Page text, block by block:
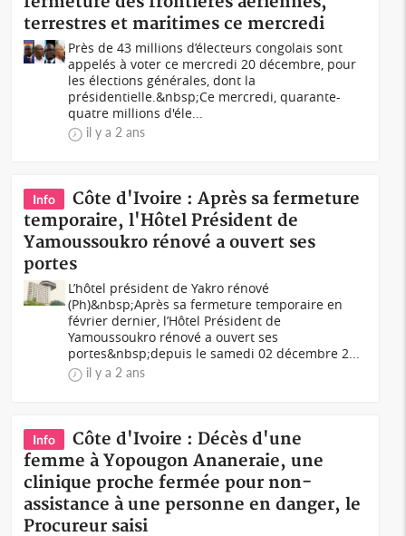
terrestres et maritimes ce mercredi
Près de 43 millions d’électeurs congolais sont
appelés à voter ce mercredi 20 décembre, pour
les élections générales, dont la
présidentielle.&nbsp;Ce mercredi, quarante-
quatre millions d'éle...
il y a 2 ans
Info
Côte d'Ivoire : Après sa fermeture
temporaire, l'Hôtel Président de
Yamoussoukro rénové a ouvert ses
portes
L’hôtel président de Yakro rénové
(Ph)&nbsp;Après sa fermeture temporaire en
février dernier, l’Hôtel Président de
Yamoussoukro rénové a ouvert ses
portes&nbsp;depuis le samedi 02 décembre 2...
il y a 2 ans
Info
Côte d'Ivoire : Décès d'une
femme à Yopougon Ananeraie, une
clinique proche fermée pour non-
assistance à une personne en danger, le
Procureur saisi